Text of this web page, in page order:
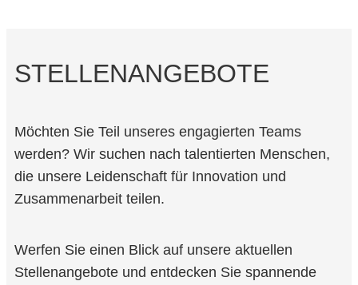
STELLENANGEBOTE
Möchten Sie Teil unseres engagierten Teams
werden? Wir suchen nach talentierten Menschen,
die unsere Leidenschaft für Innovation und
Zusammenarbeit teilen.
Werfen Sie einen Blick auf unsere aktuellen
Stellenangebote und entdecken Sie spannende